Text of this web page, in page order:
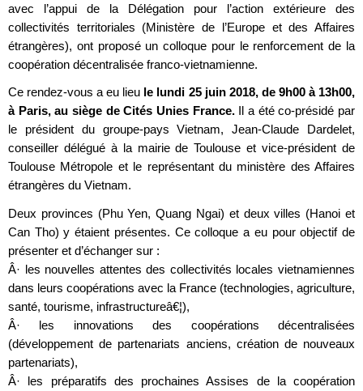
avec l’appui de la Délégation pour l’action extérieure des
collectivités territoriales (Ministère de l’Europe et des Affaires
étrangères), ont proposé un colloque pour le renforcement de la
coopération décentralisée franco-vietnamienne.
Ce rendez-vous a eu lieu le lundi 25 juin 2018, de 9h00 à 13h00,
à Paris, au siège de Cités Unies France.Il a été co-présidé par
le président du groupe-pays Vietnam, Jean-Claude Dardelet,
conseiller délégué à la mairie de Toulouse et vice-président de
Toulouse Métropole et le représentant du ministère des Affaires
étrangères du Vietnam.
Deux provinces (Phu Yen, Quang Ngai) et deux villes (Hanoi et
Can Tho) y étaient présentes. Ce colloque a eu pour objectif de
présenter et d’échanger sur :
Â· les nouvelles attentes des collectivités locales vietnamiennes
dans leurs coopérations avec la France (technologies, agriculture,
santé, tourisme, infrastructureâ€¦),
Â· les innovations des coopérations décentralisées
(développement de partenariats anciens, création de nouveaux
partenariats),
Â· les préparatifs des prochaines Assises de la coopération